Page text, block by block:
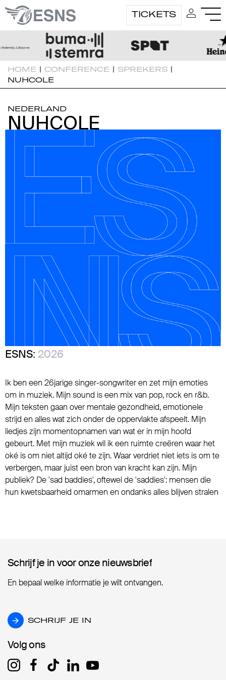
TICKETS
HOME | CONFERENCE | SPREKERS |
NUHCOLE
NEDERLAND
NUHCOLE
NUHCOLE
ESNS: 2026
Ik ben een 26jarige singer-songwriter en zet mijn emoties
om in muziek. Mijn sound is een mix van pop, rock en r&b.
Mijn teksten gaan over mentale gezondheid, emotionele
strijd en alles wat zich onder de oppervlakte afspeelt. Mijn
liedjes zijn momentopnamen van wat er in mijn hoofd
gebeurt. Met mijn muziek wil ik een ruimte creëren waar het
oké is om niet altijd oké te zijn. Waar verdriet niet iets is om te
verbergen, maar juist een bron van kracht kan zijn. Mijn
publiek? De 'sad baddies', oftewel de 'saddies': mensen die
hun kwetsbaarheid omarmen en ondanks alles blijven stralen
Schrijf je in voor onze nieuwsbrief
Schrijf je in voor onze nieuwsbrief
En bepaal welke informatie je wilt ontvangen.
SCHRIJF JE IN
SCHRIJF JE IN
Volg ons
Volg ons